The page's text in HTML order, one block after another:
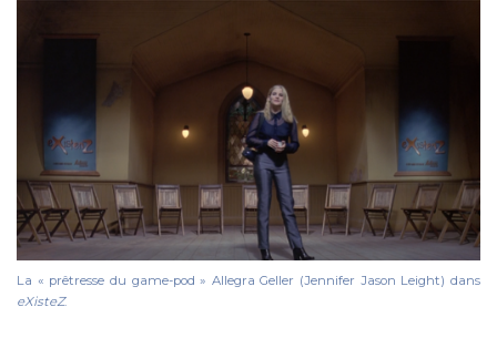
La « prêtresse du game-pod » Allegra Geller (Jennifer Jason Leight) dans
eXisteZ.